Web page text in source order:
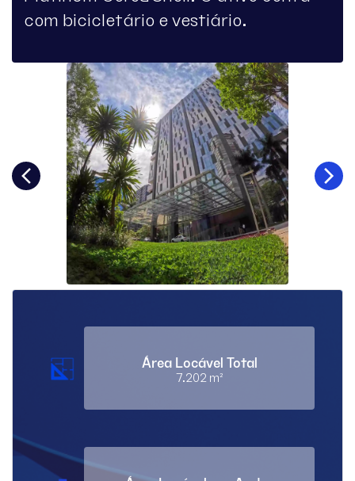
com bicicletário e vestiário.
Área Locável Total
7.202 m²